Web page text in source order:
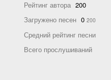
Рейтинг автора 200
Загружено песен 0 200
Средний рейтинг песни
Всего прослушиваний